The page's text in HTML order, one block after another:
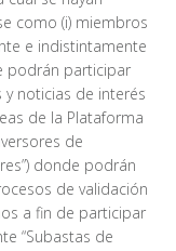
como (i) miembros
e indistintamente
podrán participar
noticias de interés
de la Plataforma
de
donde podrán
de validación
a fin de participar
“Subastas de